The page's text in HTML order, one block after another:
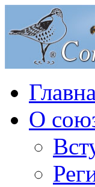
О